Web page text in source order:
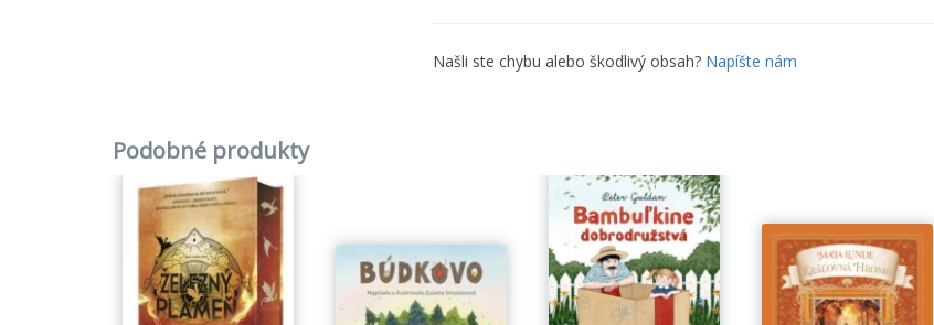
Našli ste chybu alebo škodlivý obsah? Napíšte nám
Podobné produkty